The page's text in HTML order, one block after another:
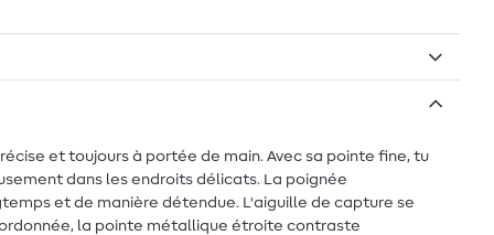
et toujours à portée de main. Avec sa pointe fine, tu
dans les endroits délicats. La poignée
et de manière détendue. L'aiguille de capture se
la pointe métallique étroite contraste